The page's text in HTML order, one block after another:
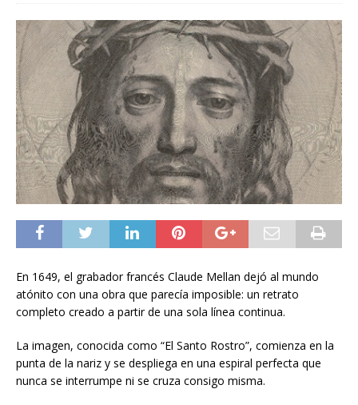
En 1649, el grabador francés Claude Mellan dejó al mundo
atónito con una obra que parecía imposible: un retrato
completo creado a partir de una sola línea continua.
La imagen, conocida como “El Santo Rostro”, comienza en la
punta de la nariz y se despliega en una espiral perfecta que
nunca se interrumpe ni se cruza consigo misma.